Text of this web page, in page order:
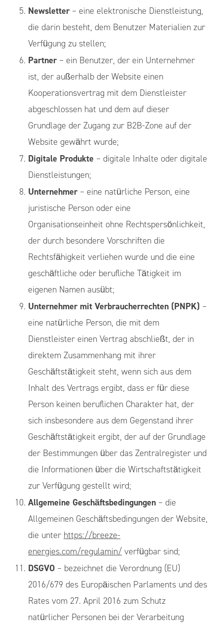
Newsletter– eine elektronische Dienstleistung,
die darin besteht, dem Benutzer Materialien zur
Verfügung zu stellen;
Partner– ein Benutzer, der ein Unternehmer
ist, der außerhalb der Website einen
Kooperationsvertrag mit dem Dienstleister
abgeschlossen hat und dem auf dieser
Grundlage der Zugang zur B2B-Zone auf der
Website gewährt wurde;
Digitale Produkte – digitale Inhalte oder digitale
Dienstleistungen;
Unternehmer– eine natürliche Person, eine
juristische Person oder eine
Organisationseinheit ohne Rechtspersönlichkeit,
der durch besondere Vorschriften die
Rechtsfähigkeit verliehen wurde und die eine
geschäftliche oder berufliche Tätigkeit im
eigenen Namen ausübt;
Unternehmer mit Verbraucherrechten (PNPK) –
eine natürliche Person, die mit dem
Dienstleister einen Vertrag abschließt, der in
direktem Zusammenhang mit ihrer
Geschäftstätigkeit steht, wenn sich aus dem
Inhalt des Vertrags ergibt, dass er für diese
Person keinen beruflichen Charakter hat, der
sich insbesondere aus dem Gegenstand ihrer
Geschäftstätigkeit ergibt, der auf der Grundlage
der Bestimmungen über das Zentralregister und
die Informationen über die Wirtschaftstätigkeit
zur Verfügung gestellt wird;
Allgemeine Geschäftsbedingungen– die
Allgemeinen Geschäftsbedingungen der Website,
die unter https://breeze-
energies.com/regulamin/verfügbar sind;
DSGVO– bezeichnet die Verordnung (EU)
2016/679 des Europäischen Parlaments und des
Rates vom 27. April 2016 zum Schutz
natürlicher Personen bei der Verarbeitung